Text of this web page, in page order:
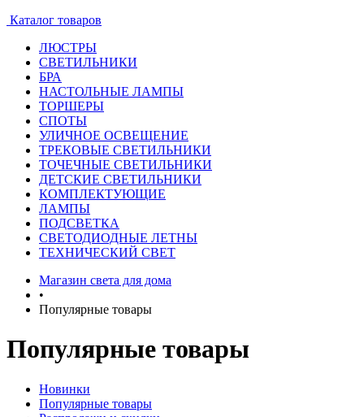
Каталог товаров
ЛЮСТРЫ
СВЕТИЛЬНИКИ
БРА
НАСТОЛЬНЫЕ ЛАМПЫ
ТОРШЕРЫ
СПОТЫ
УЛИЧНОЕ ОСВЕЩЕНИЕ
ТРЕКОВЫЕ СВЕТИЛЬНИКИ
ТОЧЕЧНЫЕ СВЕТИЛЬНИКИ
ДЕТСКИЕ СВЕТИЛЬНИКИ
КОМПЛЕКТУЮЩИЕ
ЛАМПЫ
ПОДСВЕТКА
СВЕТОДИОДНЫЕ ЛЕТНЫ
ТЕХНИЧЕСКИЙ СВЕТ
Магазин света для дома
•
Популярные товары
Популярные товары
Новинки
Популярные товары